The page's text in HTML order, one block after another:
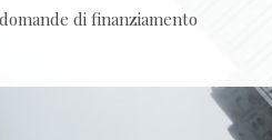
di finanziamento